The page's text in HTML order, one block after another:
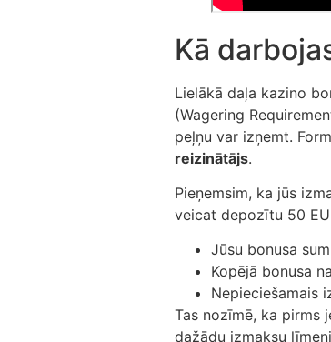
Kā
Lielākā daļa kazino
(Wagering
peļņu var izņemt.
reizinātājs.
Pieņemsim, ka jūs
veicat depozītu 50
Jūsu bonusa
Kopējā bonusa
Nepieciešamais
Tas nozīmē, ka pirms
dažādu izmaksu